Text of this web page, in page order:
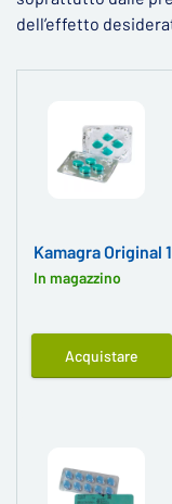
dell’effetto
Kamagra Original
In magazzino
Acquistare